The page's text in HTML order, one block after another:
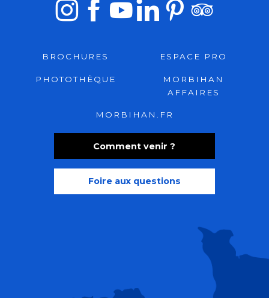
Comment venir ?
Foire aux questions
BROCHURES ESPACE PRO
PHOTOTHÈQUE
MORBIHAN
AFFAIRES
MORBIHAN.FR